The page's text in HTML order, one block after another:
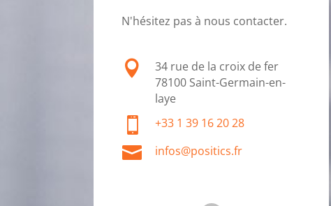
N'hésitez pas à nous contacter.

34 rue de la croix de fer
78100 Saint-Germain-en-
laye
 +33 1 39 16 20 28
 infos@positics.fr